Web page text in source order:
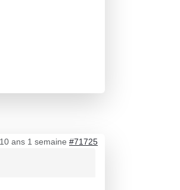
ans 1 semaine #71725